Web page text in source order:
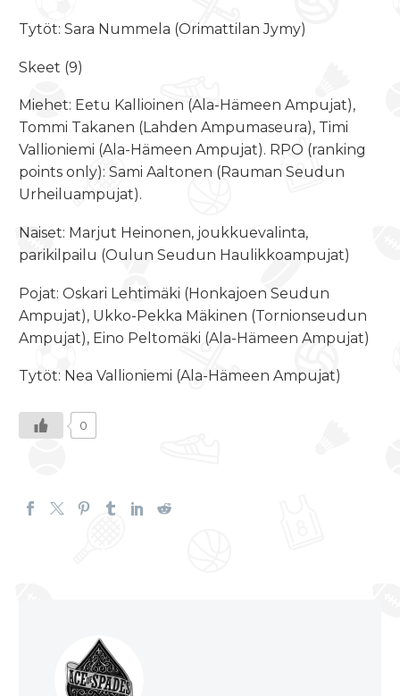
Tytöt: Sara Nummela (Orimattilan Jymy)
Skeet (9)
Miehet: Eetu Kallioinen (Ala-Hämeen Ampujat),
Tommi Takanen (Lahden Ampumaseura), Timi
Vallioniemi (Ala-Hämeen Ampujat). RPO (ranking
points only): Sami Aaltonen (Rauman Seudun
Urheiluampujat).
Naiset: Marjut Heinonen, joukkuevalinta,
parikilpailu (Oulun Seudun Haulikkoampujat)
Pojat: Oskari Lehtimäki (Honkajoen Seudun
Ampujat), Ukko-Pekka Mäkinen (Tornionseudun
Ampujat), Eino Peltomäki (Ala-Hämeen Ampujat)
Tytöt: Nea Vallioniemi (Ala-Hämeen Ampujat)
0